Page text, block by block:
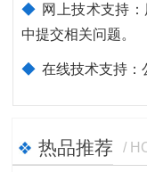
◆ 网上技术支持
中提交相关问题。
◆ 在线技术支持：
热品推荐 /